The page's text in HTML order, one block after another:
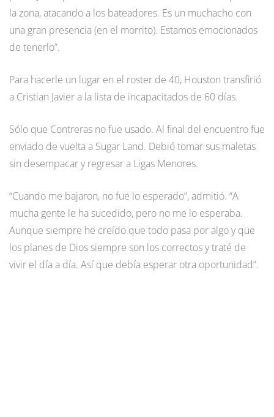
la zona, atacando a los bateadores. Es un muchacho con
una gran presencia (en el morrito). Estamos emocionados
de tenerlo”.
Para hacerle un lugar en el roster de 40, Houston transfirió
a Cristian Javier a la lista de incapacitados de 60 días.
Sólo que Contreras no fue usado. Al final del encuentro fue
enviado de vuelta a Sugar Land. Debió tomar sus maletas
sin desempacar y regresar a Ligas Menores.
“Cuando me bajaron, no fue lo esperado”, admitió. “A
mucha gente le ha sucedido, pero no me lo esperaba.
Aunque siempre he creído que todo pasa por algo y que
los planes de Dios siempre son los correctos y traté de
vivir el día a día. Así que debía esperar otra oportunidad”.